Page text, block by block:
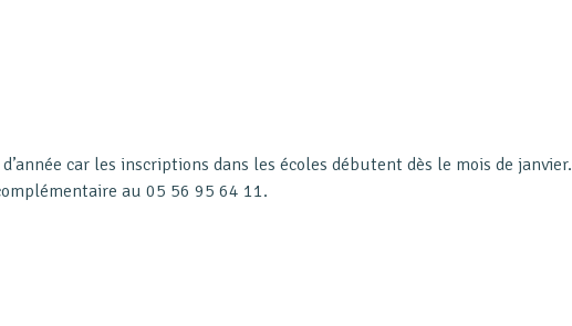
car les inscriptions dans les écoles débutent dès le mois de janvier.
au 05 56 95 64 11.